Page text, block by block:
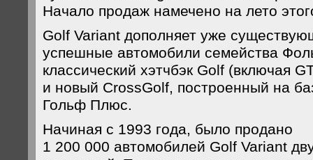
Начало продаж намечено на лето
Golf Variant дополняет уже
успешные автомобили семейства
классический хэтчбэк Golf (включая
и новый CrossGolf, построенный на
Гольф Плюс.
Начиная с 1993 года, было продано
1 200 000 автомобилей Golf Variant